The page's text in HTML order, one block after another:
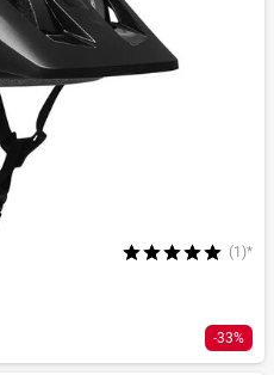
(1)*
-33%